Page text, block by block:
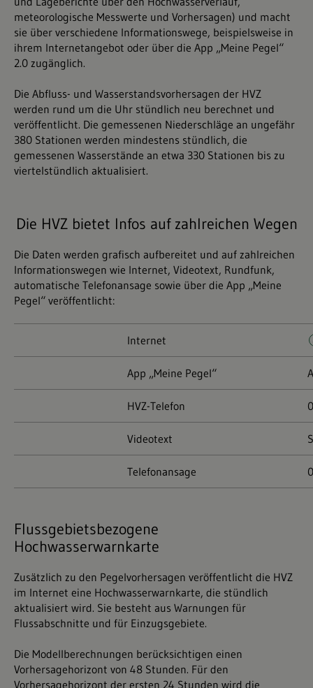
meteorologische Messwerte und Vorhersagen) und macht
sie über verschiedene Informationswege, beispielsweise in
ihrem Internetangebot oder über die App „Meine Pegel“
2.0 zugänglich.
Die Abfluss- und Wasserstandsvorhersagen der HVZ
werden rund um die Uhr stündlich neu berechnet und
veröffentlicht. Die gemessenen Niederschläge an ungefähr
380 Stationen werden mindestens stündlich, die
gemessenen Wasserstände an etwa 330 Stationen bis zu
viertelstündlich aktualisiert.
Die HVZ bietet Infos auf zahlreichen Wegen
Die Daten werden grafisch aufbereitet und auf zahlreichen
Informationswegen wie Internet, Videotext, Rundfunk,
automatische Telefonansage sowie über die App „Meine
Pegel“ veröffentlicht:
Internet
App „Meine Pegel“
HVZ-Telefon
Videotext
Telefonansage
Flussgebietsbezogene
Hochwasserwarnkarte
Zusätzlich zu den Pegelvorhersagen veröffentlicht die HVZ
im Internet eine Hochwasserwarnkarte, die stündlich
aktualisiert wird. Sie besteht aus Warnungen für
Flussabschnitte und für Einzugsgebiete.
Die Modellberechnungen berücksichtigen einen
Vorhersagehorizont von 48 Stunden. Für den
Vorhersagehorizont der ersten 24 Stunden wird die